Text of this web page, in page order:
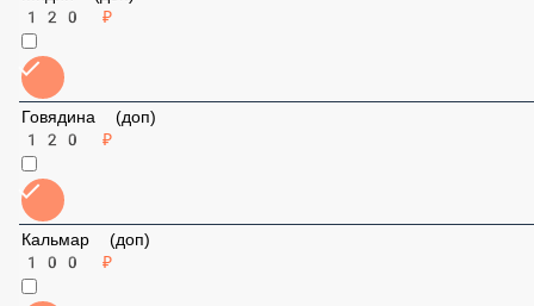
Мидии (доп)
120 ₽
Говядина (доп)
120 ₽